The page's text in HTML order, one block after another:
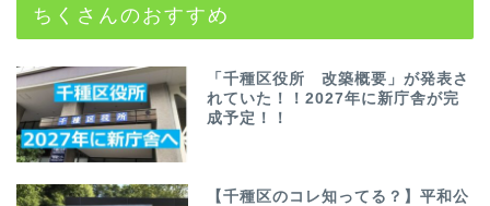
ちくさんのおすすめ
「千種区役所 改築概要」が発表さ
れていた！！2027年に新庁舎が完
成予定！！
【千種区のコレ知ってる？】平和公